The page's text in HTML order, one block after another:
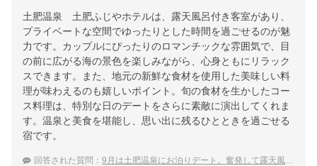
土肥温泉 土肥ふじやホテルは、露天風呂付き客室があり、
プライベートな空間でゆったりとした時間を過ごせるのが魅
力です。カップルにぴったりのロマンチックな雰囲気で、目
の前に広がる海の景色を楽しみながら、心身ともにリラック
スできます。また、地元の新鮮な食材を使用した美味しい料
理が味わえるのも嬉しいポイント。旬の食材を生かしたコー
ス料理は、特別な日のデートをさらに素敵に演出してくれま
す。温泉と美食を堪能し、思い出に残るひとときを過ごせる
宿です。
回答された質問： 9月は土肥温泉にお泊りデート。奮発して露天風呂付き客室の宿に泊まりたい！